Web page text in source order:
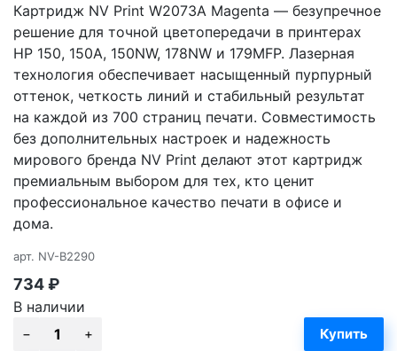
Картридж NV Print W2073A Magenta — безупречное
решение для точной цветопередачи в принтерах
HP 150, 150A, 150NW, 178NW и 179MFP. Лазерная
технология обеспечивает насыщенный пурпурный
оттенок, четкость линий и стабильный результат
на каждой из 700 страниц печати. Совместимость
без дополнительных настроек и надежность
мирового бренда NV Print делают этот картридж
премиальным выбором для тех, кто ценит
профессиональное качество печати в офисе и
дома.
арт. NV-B2290
734₽
В наличии